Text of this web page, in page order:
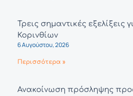
Τρεις σημαντικές εξελίξεις
Κορινθίων
6 Αυγούστου, 2026
Περισσότερα »
Ανακοίνωση πρόσληψης